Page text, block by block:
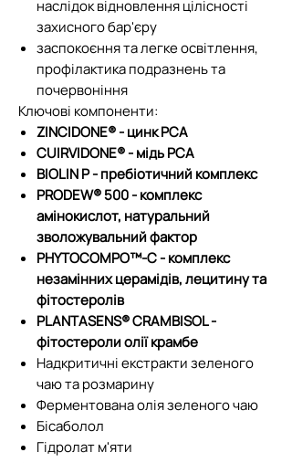
наслідок відновлення цілісності
захисного бар'єру
заспокоєння та легке освітлення,
профілактика подразнень та
почервоніння
Ключові компоненти:
ZINCIDONE® - цинк РСА
CUIRVIDONE® - мідь РСА
BIOLIN P - пребіотичний комплекс
PRODEW® 500 - комплекс
амінокислот, натуральний
зволожувальний фактор
PHYTOCOMPO™-C - комплекс
незамінних церамідів, лецитину та
фітостеролів
PLANTASENS® CRAMBISOL -
фітостероли олії крамбе
Надкритичні екстракти зеленого
чаю та розмарину
Ферментована олія зеленого чаю
Бісаболол
Гідролат м'яти